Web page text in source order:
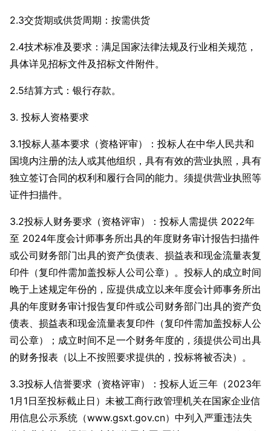
2.3交货期或供货周期：按需供货
2.4技术标准及要求：满足国家法律法规及行业相关规范，
具体详见招标文件及招标文件附件。
2.5结算方式：银行存款。
3. 投标人资格要求
3.1投标人基本要求（资格评审）：投标人在中华人民共和
国境内注册的法人或其他组织，具有有效的营业执照，具有
独立签订合同的权利和履行合同的能力。须提供营业执照等
证件扫描件。
3.2投标人财务要求（资格评审）：投标人需提供 2022年
至 2024年度会计师事务所出具的年度财务审计报告扫描件
或公司财务部门出具的资产负债表、损益表和现金流量表复
印件（复印件需加盖投标人公司公章）。投标人的成立时间
晚于上述规定年份的，应提供成立以来年度会计师事务所出
具的年度财务审计报告复印件或公司财务部门出具的资产负
债表、损益表和现金流量表复印件（复印件需加盖投标人公
司公章）；成立时间不足一个财务年度的，须提供公司出具
的财务报表（以上不按照要求提供的，投标将被否决）。
3.3投标人信誉要求（资格评审）：投标人近三年（2023年
1月1日至投标截止日）未被工商行政管理机关在国家企业信
用信息公示系统（www.gsxt.gov.cn）中列入严重违法失